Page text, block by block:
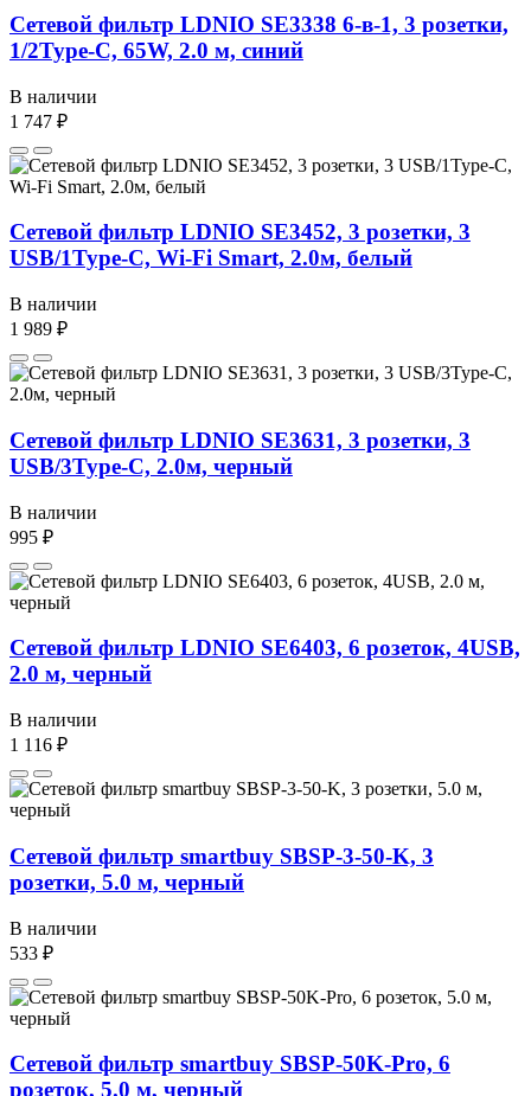
Сетевой фильтр LDNIO SE3338 6-в-1, 3 розетки,
1/2Type-C, 65W, 2.0 м, синий
В наличии
1 747 ₽
Сетевой фильтр LDNIO SE3452, 3 розетки, 3
USB/1Type-C, Wi-Fi Smart, 2.0м, белый
В наличии
1 989 ₽
Сетевой фильтр LDNIO SE3631, 3 розетки, 3
USB/3Type-C, 2.0м, черный
В наличии
995 ₽
Сетевой фильтр LDNIO SE6403, 6 розеток, 4USB,
2.0 м, черный
В наличии
1 116 ₽
Сетевой фильтр smartbuy SBSP-3-50-K, 3
розетки, 5.0 м, черный
В наличии
533 ₽
Сетевой фильтр smartbuy SBSP-50K-Pro, 6
розеток, 5.0 м, черный